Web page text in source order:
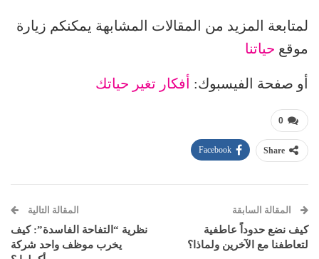
لمتابعة المزيد من المقالات المشابهة يمكنكم زيارة
موقع حياتنا
أو صفحة الفيسبوك: أفكار تغير حياتك
0
Share
Facebook
المقالة السابقة
كيف نضع حدوداً عاطفية
لتعاطفنا مع الآخرين ولماذا؟
المقالة التالية
نظرية “التفاحة الفاسدة”: كيف
يخرب موظف واحد شركة